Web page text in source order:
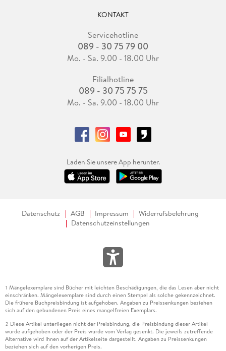
KONTAKT
Servicehotline
089 - 30 75 79 00
Mo. - Sa. 9.00 - 18.00 Uhr
Filialhotline
089 - 30 75 75 75
Mo. - Sa. 9.00 - 18.00 Uhr
Laden Sie unsere App herunter.
Datenschutz AGB Impressum
Widerrufsbelehrung
Datenschutzeinstellungen
1 Mängelexemplare sind Bücher mit leichten Beschädigungen, die das Lesen aber nicht
einschränken. Mängelexemplare sind durch einen Stempel als solche gekennzeichnet.
Die frühere Buchpreisbindung ist aufgehoben. Angaben zu Preissenkungen beziehen
sich auf den gebundenen Preis eines mangelfreien Exemplars.
2 Diese Artikel unterliegen nicht der Preisbindung, die Preisbindung dieser Artikel
wurde aufgehoben oder der Preis wurde vom Verlag gesenkt. Die jeweils zutreffende
Alternative wird Ihnen auf der Artikelseite dargestellt. Angaben zu Preissenkungen
beziehen sich auf den vorherigen Preis.